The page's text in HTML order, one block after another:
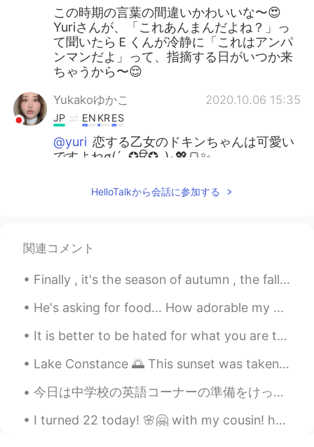
この時期の言葉の間違いかわいいな〜😍
Yuriさんが、「これあんまんだよね？」っ
て聞いたらＥくんが冷静に「これはアンパ
ンマンだよ」って、指摘する日がいつか来
ちゃうから〜😌
Yukakoゆかこ 2020.10.06 15:35
JP EN KRES
@yuri 恋する乙女のドキンちゃんは可愛い
ですよねσ(´｡✪ਊ✪｡)و💖🍞✨
2020.10.06 14:30
ンかっこいいですよね✨
EN JP
@Tamakiカビは可愛くないけど、かびる
EN JP
@nanaあんまんを卒業して、あんぱんが
言えるようになって、Eくん大きくなった
ね。。と感動してしまいました 🥺 あと善と
HelloTalkから会話に参加する
関連コメント
Finally , it's the season of autumn , the fall season🍁🍁🍁🍁 I love it. I was born in this month ....
He's asking for food... How adorable my baby issss His face as I am not giving him food.Its cooki...
It is better to be hated for what you are than to be loved for what you are not. Andre Gide, T...
Lake Constance 🌅 This sunset was taken in Lindau, October 2016 🥺❤️ On the other side of this lak...
今日は中学校の英語コーナーの準備をけっこう進んでました。子どもたちは見てくれるかわからないですが、とりあえず最初から全力で行きたいです。こういう物作りが好きなので、いい反応があったら嬉しいですし...
I turned 22 today! 🌸🤗 with my cousin! haha who turned 25! the cake was a blend of tiramisu and bl...